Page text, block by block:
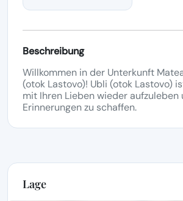
Beschreibung
Willkommen in der Unterkunft
(otok Lastovo)! Ubli (otok Lastovo)
mit Ihren Lieben wieder aufzuleben
Erinnerungen zu schaffen.
Lage